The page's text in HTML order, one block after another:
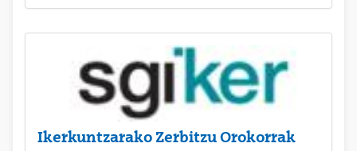
Ikerkuntzarako Zerbitzu Orokorrak